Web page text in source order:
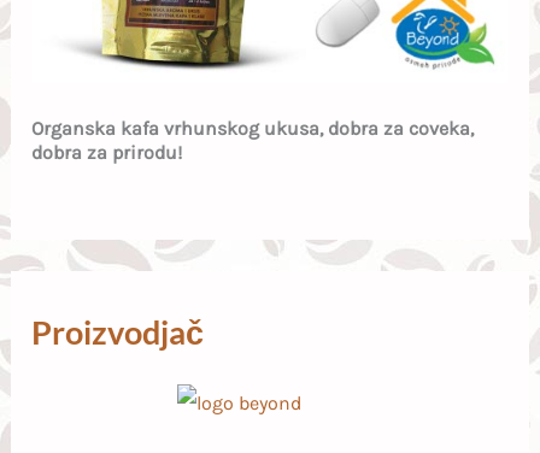
Organska kafa vrhunskog ukusa, dobra za coveka,
dobra za prirodu!
Proizvodjač